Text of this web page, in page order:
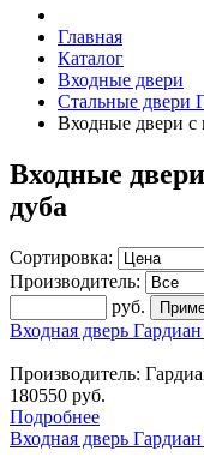
Главная
Каталог
Входные двери
Стальные двери
Входные двери с
Входные
дуба
Сортировка:
Производитель:
руб.
Входная дверь
Производитель:
180550 руб.
Подробнее
Входная дверь